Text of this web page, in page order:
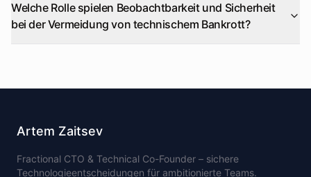
Welche Rolle spielen Beobachtbarkeit und Sicherheit
bei der Vermeidung von technischem Bankrott?
Artem Zaitsev
Fractional CTO & Technical Co-Founder – sichere
Technologieentscheidungen für ambitionierte Teams.